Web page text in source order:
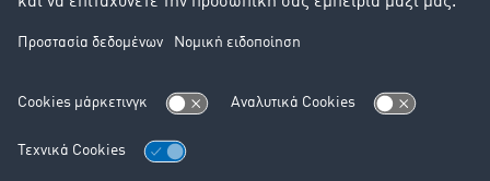
Γενικοί Όροι Συναλλαγών
Ρυθμίσεις Cookie